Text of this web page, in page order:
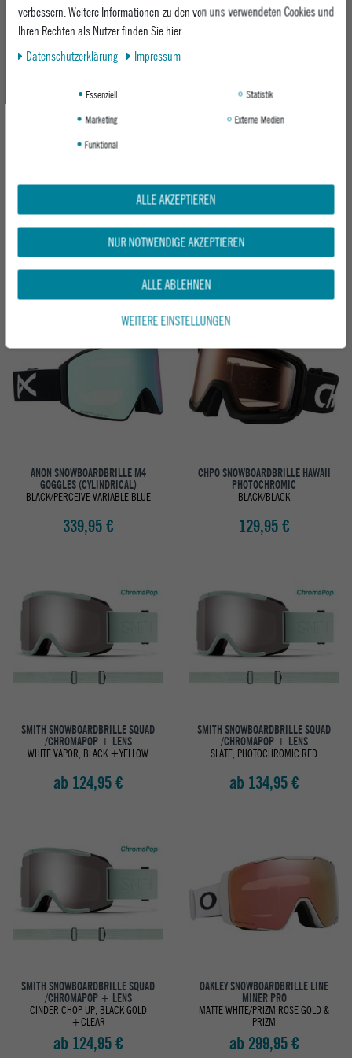
-20%
ANON SNOWBOARDBRILLE M5S
GOGGLES + BL + MFI® FACE MASK
ab 254,95 €
ANON SNOWBOARDBRILLE M6
ab 239,95 €
ANON SNOWBOARDBRILLE M4
GOGGLES (CYLINDRICAL)
BLACK/PERCEIVE VARIABLE BLUE
339,95 €
CHPO SNOWBOARDBRILLE HAWAII
PHOTOCHROMIC
BLACK/BLACK
129,95 €
SMITH SNOWBOARDBRILLE SQUAD
/CHROMAPOP + LENS
WHITE VAPOR, BLACK +YELLOW
ab 124,95 €
SMITH SNOWBOARDBRILLE SQUAD
/CHROMAPOP + LENS
SLATE, PHOTOCHROMIC RED
ab 134,95 €
SMITH SNOWBOARDBRILLE SQUAD
/CHROMAPOP + LENS
CINDER CHOP UP, BLACK GOLD
+CLEAR
ab 124,95 €
OAKLEY SNOWBOARDBRILLE LINE
MINER PRO
MATTE WHITE/PRIZM ROSE GOLD &
PRIZM
ab 299,95 €
verbessern. Weitere Informationen zu den von uns verwendeten Cookies und
Ihren Rechten als Nutzer finden Sie hier:
Daten­schutz­erklärung
Impressum
Essenziell
Statistik
Marketing
Externe Medien
Funktional
ALLE AKZEPTIEREN
NUR NOTWENDIGE AKZEPTIEREN
ALLE ABLEHNEN
WEITERE EINSTELLUNGEN